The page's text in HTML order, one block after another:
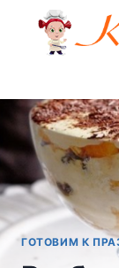
Перейти
содержимому
ГОТОВИМ К